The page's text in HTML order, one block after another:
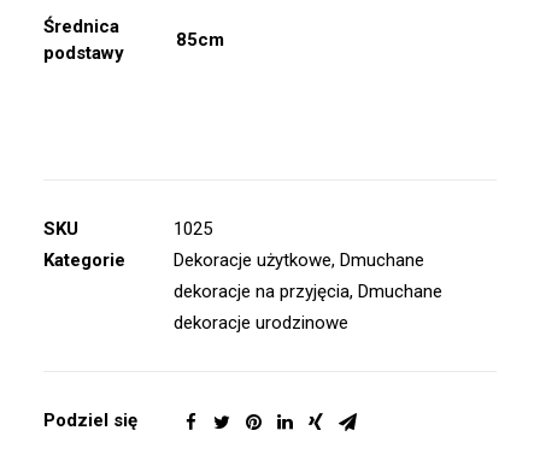
Średnica
podstawy
85cm
SKU
1025
Kategorie
Dekoracje użytkowe, Dmuchane
dekoracje na przyjęcia, Dmuchane
dekoracje urodzinowe
Podziel się